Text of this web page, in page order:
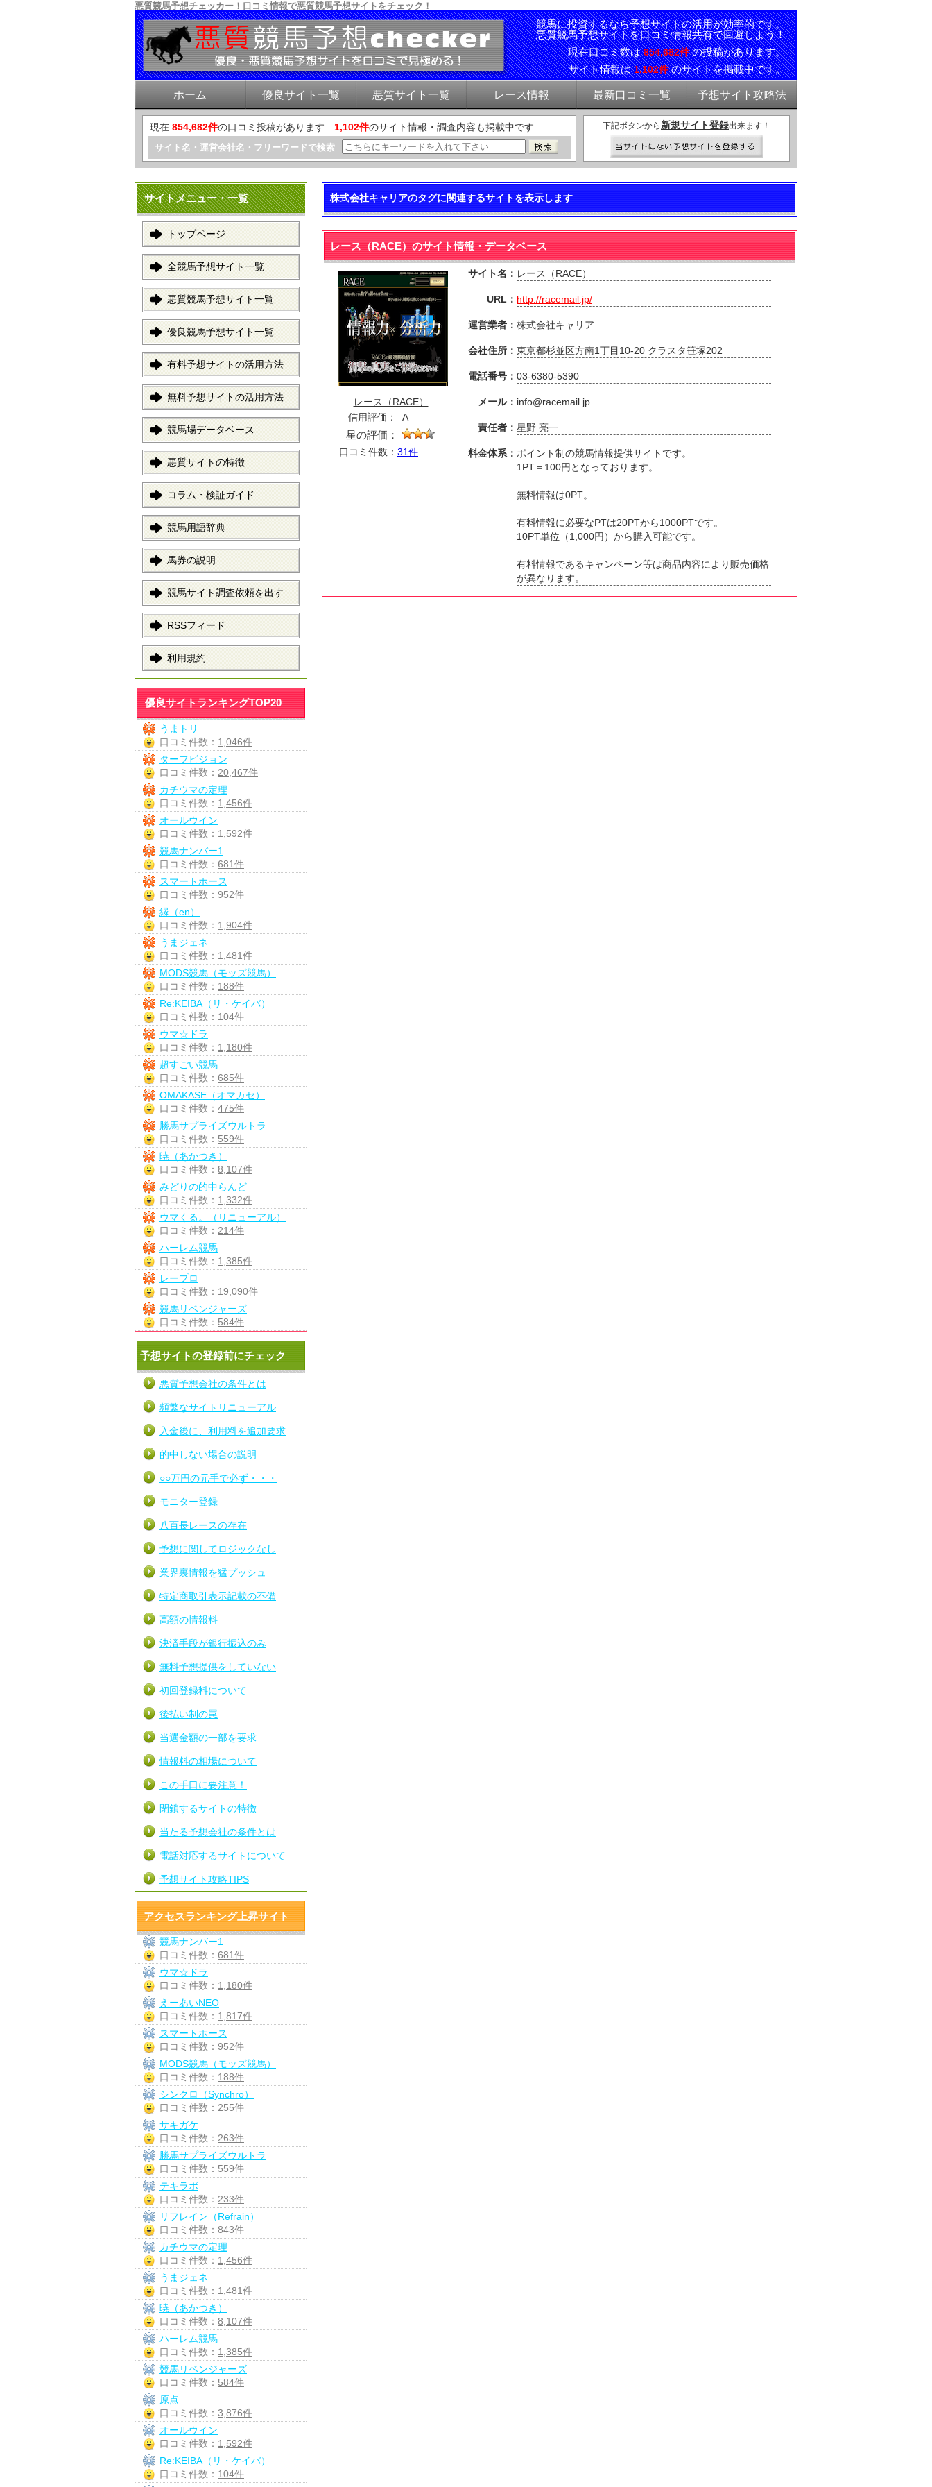
悪質競馬予想チェッカー！口コミ情報で悪質競馬予想サイトをチェック！
競馬に投資するなら予想サイトの活用が効率的です。
悪質競馬予想サイトを口コミ情報共有で回避しよう！
現在口コミ数は854,682件の投稿があります。
サイト情報は1,102件のサイトを掲載中です。
ホーム 優良サイト一覧 悪質サイト一覧 レース情報 最新口コミ一覧 予想サイト攻略法
現在:854,682件の口コミ投稿があります 1,102件のサイト情報・調査内容も掲載中です
サイト名・運営会社名・フリーワードで検索
下記ボタンから 新規サイト登録出来ます！
サイトメニュー・一覧
トップページ
全競馬予想サイト一覧
悪質競馬予想サイト一覧
優良競馬予想サイト一覧
有料予想サイトの活用方法
無料予想サイトの活用方法
競馬場データベース
悪質サイトの特徴
コラム・検証ガイド
競馬用語辞典
馬券の説明
競馬サイト調査依頼を出す
RSSフィード
利用規約
優良サイトランキングTOP20
うまトリ
口コミ件数： 1,046件
ターフビジョン
口コミ件数： 20,467件
カチウマの定理
口コミ件数： 1,456件
オールウイン
口コミ件数： 1,592件
競馬ナンバー1
口コミ件数： 681件
スマートホース
口コミ件数： 952件
縁（en）
口コミ件数： 1,904件
うまジェネ
口コミ件数： 1,481件
MODS競馬（モッズ競馬）
口コミ件数： 188件
Re:KEIBA（リ・ケイバ）
口コミ件数： 104件
ウマ☆ドラ
口コミ件数： 1,180件
超すごい競馬
口コミ件数： 685件
OMAKASE（オマカセ）
口コミ件数： 475件
勝馬サプライズウルトラ
口コミ件数： 559件
暁（あかつき）
口コミ件数： 8,107件
みどりの的中らんど
口コミ件数： 1,332件
ウマくる。（リニューアル）
口コミ件数： 214件
ハーレム競馬
口コミ件数： 1,385件
レープロ
口コミ件数： 19,090件
競馬リベンジャーズ
口コミ件数： 584件
予想サイトの登録前にチェック
悪質予想会社の条件とは
頻繁なサイトリニューアル
入金後に、利用料を追加要求
的中しない場合の説明
○○万円の元手で必ず・・・
モニター登録
八百長レースの存在
予想に関してロジックなし
業界裏情報を猛プッシュ
特定商取引表示記載の不備
高額の情報料
決済手段が銀行振込のみ
無料予想提供をしていない
初回登録料について
後払い制の罠
当選金額の一部を要求
情報料の相場について
この手口に要注意！
閉鎖するサイトの特徴
当たる予想会社の条件とは
電話対応するサイトについて
予想サイト攻略TIPS
アクセスランキング上昇サイト
競馬ナンバー1
口コミ件数： 681件
ウマ☆ドラ
口コミ件数： 1,180件
えーあいNEO
口コミ件数： 1,817件
スマートホース
口コミ件数： 952件
MODS競馬（モッズ競馬）
口コミ件数： 188件
シンクロ（Synchro）
口コミ件数： 255件
サキガケ
口コミ件数： 263件
勝馬サプライズウルトラ
口コミ件数： 559件
テキラボ
口コミ件数： 233件
リフレイン（Refrain）
口コミ件数： 843件
カチウマの定理
口コミ件数： 1,456件
うまジェネ
口コミ件数： 1,481件
暁（あかつき）
口コミ件数： 8,107件
ハーレム競馬
口コミ件数： 1,385件
競馬リベンジャーズ
口コミ件数： 584件
原点
口コミ件数： 3,876件
オールウイン
口コミ件数： 1,592件
Re:KEIBA（リ・ケイバ）
口コミ件数： 104件
株式会社キャリアのタグに関連するサイトを表示します
レース（RACE）のサイト情報・データベース
レース（RACE）
信用評価：
A
星の評価：
口コミ件数： 31件
サイト名： レース（RACE）
URL： http://racemail.jp/
運営業者： 株式会社キャリア
会社住所： 東京都杉並区方南1丁目10-20 クラスタ笹塚202
電話番号： 03-6380-5390
メール： info@racemail.jp
責任者： 星野 亮一
料金体系： ポイント制の競馬情報提供サイトです。
1PT＝100円となっております。
無料情報は0PT。
有料情報に必要なPTは20PTから1000PTです。
10PT単位（1,000円）から購入可能です。
有料情報であるキャンペーン等は商品内容により販売価格
が異なります。